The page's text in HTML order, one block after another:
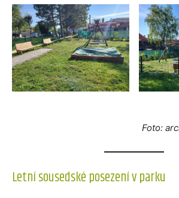
Foto:
Letní sousedské posezení v parku